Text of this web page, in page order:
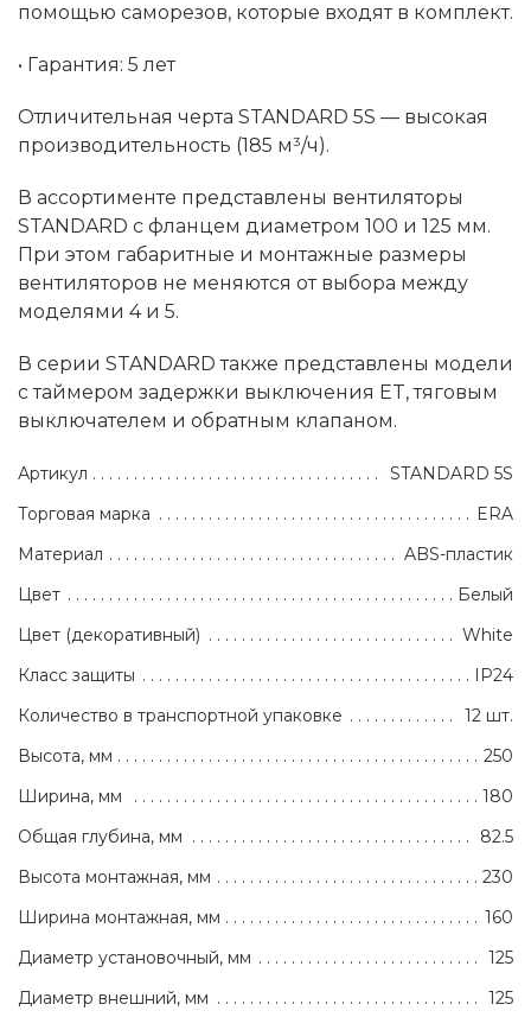
помощью саморезов, которые входят в комплект.
• Гарантия: 5 лет
Отличительная черта STANDARD 5S — высокая
производительность (185 м³/ч).
В ассортименте представлены вентиляторы
STANDARD с фланцем диаметром 100 и 125 мм.
При этом габаритные и монтажные размеры
вентиляторов не меняются от выбора между
моделями 4 и 5.
В серии STANDARD также представлены модели
с таймером задержки выключения ET, тяговым
выключателем и обратным клапаном.
Артикул
STANDARD 5S
Торговая марка
ERA
Материал
ABS-пластик
Цвет
Белый
Цвет (декоративный)
White
Класс защиты
IP24
Количество в транспортной упаковке
12 шт.
Высота, мм
250
Ширина, мм
180
Общая глубина, мм
82.5
Высота монтажная, мм
230
Ширина монтажная, мм
160
Диаметр установочный, мм
125
Диаметр внешний, мм
125